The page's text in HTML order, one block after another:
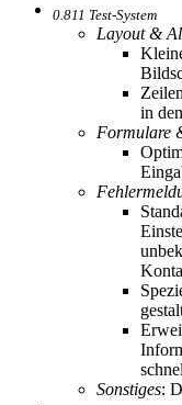
0.811 Test-System
Layout &
in
Formulare
Sonstiges: